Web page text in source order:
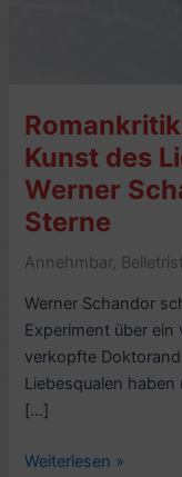
Kunst des
Werner
Sterne
Annehmbar,
Werner Schandor
Experiment über
verkopfte
Liebesqualen
[…]
Romankritik:
Weiterlesen »